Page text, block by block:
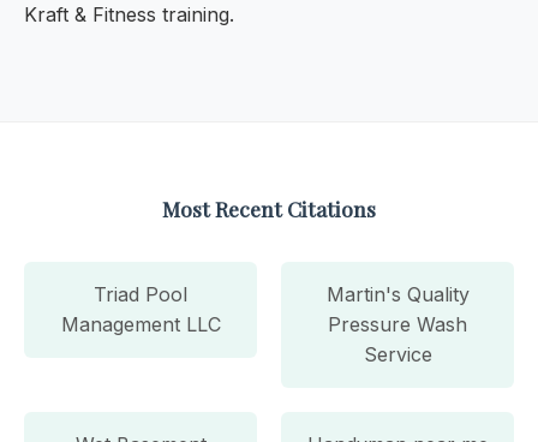
Kraft & Fitness training.
Most Recent Citations
Triad Pool
Management LLC
Martin's Quality
Pressure Wash
Service